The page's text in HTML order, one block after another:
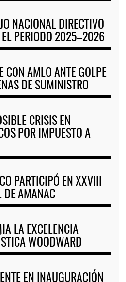
NACIONAL DIRECTIVO
EL PERIODO 2025–2026
CON AMLO ANTE GOLPE
DE SUMINISTRO
CRISIS EN
POR IMPUESTO A
PARTICIPÓ EN XXVIII
DE AMANAC
LA EXCELENCIA
WOODWARD
EN INAUGURACIÓN